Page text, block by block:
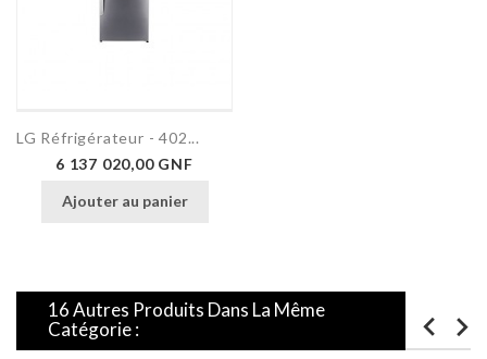
LG Réfrigérateur - 402...
Prix
6 137 020,00 GNF
Ajouter au panier
16 Autres Produits Dans La Même
Catégorie :